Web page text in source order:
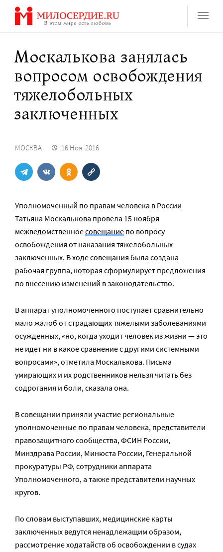
Перейти
содержанию
Москалькова занялась
вопросом освобождения
тяжелобольных
заключенных
МОСКВА 16 Ноя. 2016
Уполномоченный по правам человека в России
Татьяна Москалькова провела 15 ноября
межведомственноесовещание по вопросу
освобождения от наказания тяжелобольных
заключенных. В ходе совещания была создана
рабочая группа, которая сформулирует предложения
по внесению изменений в законодательство.
В аппарат уполномоченного поступает сравнительно
мало жалоб от страдающих тяжелыми заболеваниями
осужденных, «но, когда уходит человек из жизни — это
не идет ни в какое сравнение с другими системными
вопросами», отметила Москалькова. Письма
умирающих и их родственников нельзя читать без
содрогания и боли, сказала она.
В совещании приняли участие региональные
уполномоченные по правам человека, представители
правозащитного сообщества, ФСИН России,
Минздрава России, Минюста России, Генеральной
прокуратуры РФ, сотрудники аппарата
Уполномоченного, а также представители научных
кругов.
По словам выступавших, медицинские карты
заключенных ведутся ненадлежащим образом,
рассмотрение ходатайств об освобождении в судах